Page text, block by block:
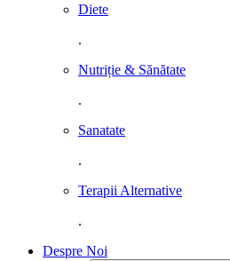
Diete
.
Nutriție & Sănătate
.
Sanatate
.
Terapii Alternative
.
Despre Noi